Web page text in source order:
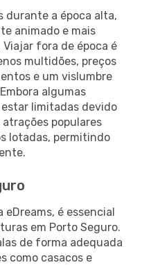
durante a época alta,
animado e mais
fora de época é
multidões, preços
e um vislumbre
algumas
limitadas devido
populares
lotadas, permitindo
eDreams, é essencial
em Porto Seguro.
de forma adequada
como casacos e